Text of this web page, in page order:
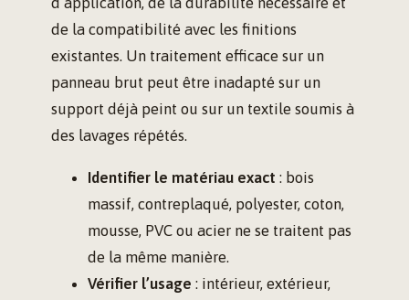
de la compatibilité avec les finitions
existantes. Un traitement efficace sur un
panneau brut peut être inadapté sur un
support déjà peint ou sur un textile soumis à
des lavages répétés.
Identifier le matériau exact : bois
massif, contreplaqué, polyester, coton,
mousse, PVC ou acier ne se traitent pas
de la même manière.
Vérifier l’usage : intérieur, extérieur,